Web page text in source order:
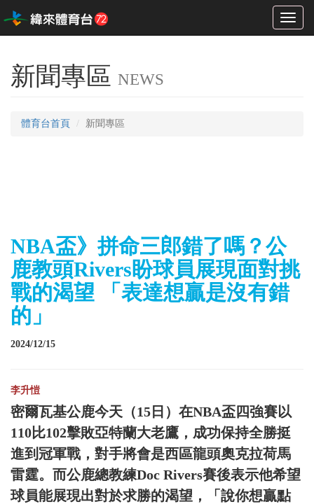
Toggle
新聞專區 NEWS
體育台首頁 新聞專區
NBA盃》拼命三郎錯了嗎？公
鹿教頭Rivers盼球員展現面對挑
戰的渴望 「表達想贏是沒有錯
的」
2024/12/15
李升愷
密爾瓦基公鹿今天（15日）在NBA盃四強賽以
110比102擊敗亞特蘭大老鷹，成功保持全勝挺
進到冠軍戰，對手將會是西區龍頭奧克拉荷馬
雷霆。而公鹿總教練Doc Rivers賽後表示他希望
球員能展現出對於求勝的渴望，「說你想贏點